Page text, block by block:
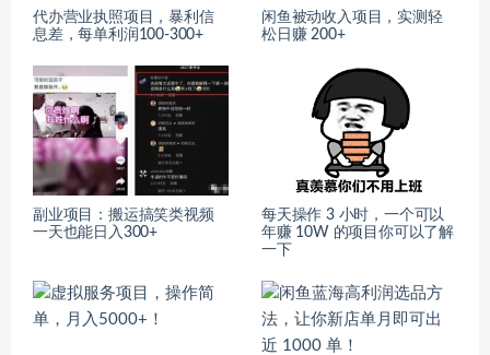
代办营业执照项目，暴利信
息差，每单利润100-300+
闲鱼被动收入项目，实测轻
松日赚 200+
副业项目：搬运搞笑类视频
一天也能日入300+
每天操作 3 小时，一个可以
年赚 10W 的项目你可以了解
一下